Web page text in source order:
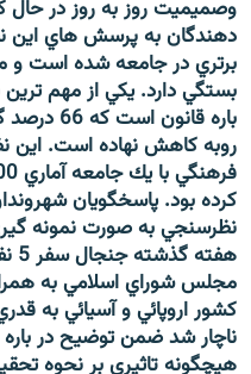
زبان‌های دیگر
دهندگان به پرسش هاي اين
برتري در جامعه شده است و
بستگي دارد. يكي از مهم
باره
روبه كاهش نهاده است. اين
نظرسنجي به صورت نمونه
مجلس شوراي اسلامي به
كشور اروپائي و آسيائي به
ناچار شد ضمن توضيح در
هيچگونه تاثيري بر نحوه